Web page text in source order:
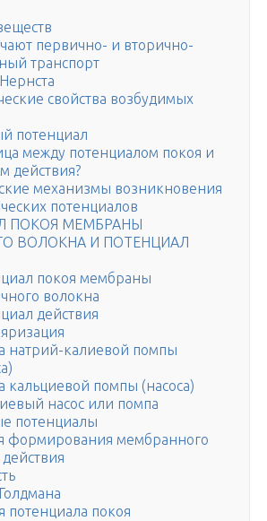
первично- и вторично-
транспорт
свойства возбудимых
потенциал
между потенциалом покоя и
действия?
механизмы возникновения
потенциалов
ПОКОЯ МЕМБРАНЫ
ВОЛОКНА И ПОТЕНЦИАЛ
покоя мембраны
волокна
действия
натрий-калиевой помпы
кальциевой помпы (насоса)
насос или помпа
потенциалы
формирования мембранного
потенциала покоя